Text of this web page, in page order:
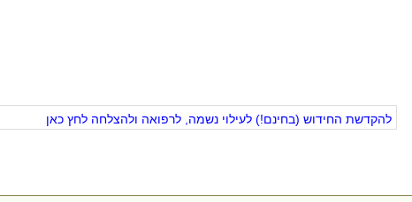
להקדשת החידוש (בחינם!) לעילוי נשמה, לרפואה ולהצלחה לחץ כאן